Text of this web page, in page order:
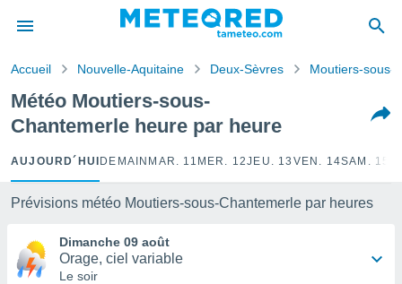
de
a
par
en
Accueil Nouvelle-Aquitaine Deux-Sèvres Moutiers-sous-
Météo Moutiers-sous-
Chantemerle heure par heure
AUJOURD´HUI DEMAIN MAR. 11 MER. 12JEU. 13 VEN. 14SAM. 15
Prévisions météo Moutiers-sous-Chantemerle par heures
Dimanche 09 août
Orage, ciel variable
Le soir